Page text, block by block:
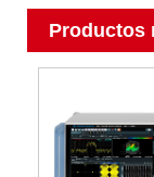
Productos